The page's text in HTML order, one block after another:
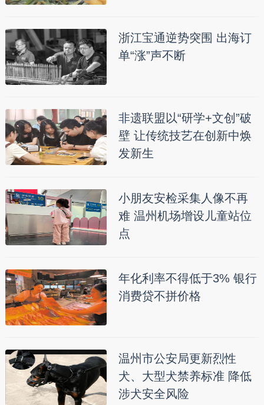
浙江宝通逆势突围 出海订
单“涨”声不断
非遗联盟以“研学+文创”破
壁 让传统技艺在创新中焕
发新生
小朋友安检采集人像不再
难 温州机场增设儿童站位
点
年化利率不得低于3% 银行
消费贷不拼价格
温州市公安局更新烈性
犬、大型犬禁养标准 降低
涉犬安全风险